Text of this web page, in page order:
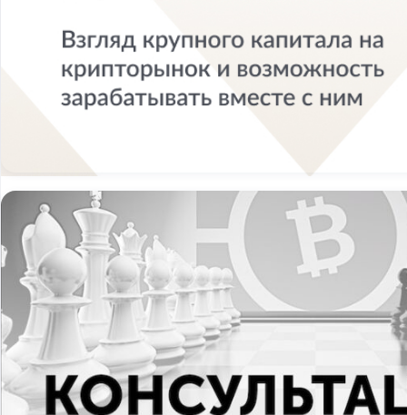
Вы будете подключены к курсу в течение 12 часов. Чтобы
напишите, пожалуйста, в чат (где вам приходят утренние
также почтовый ящик. По любым вопросам вы можете
кнопку «SUPPORT»
УНИКАЛЬНЫЙ КУРС «СТАКАН» [8:10:00] — 5